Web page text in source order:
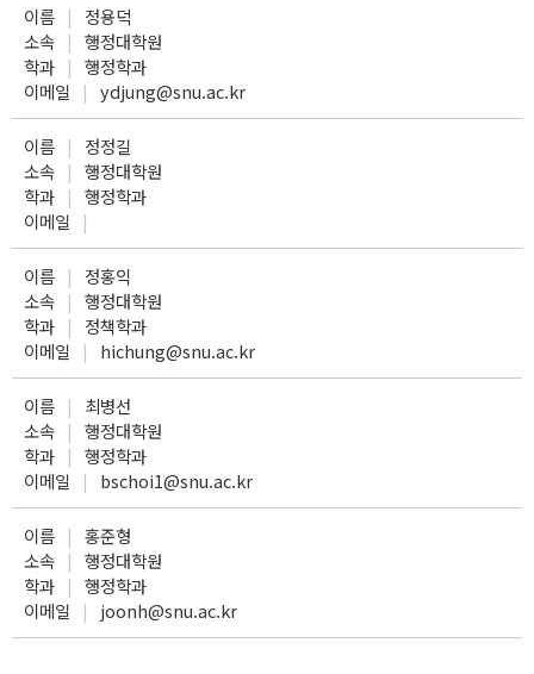
이름
정용덕
소속
행정대학원
학과
행정학과
이메일
ydjung@snu.ac.kr
이름
정정길
소속
행정대학원
학과
행정학과
이메일
이름
정홍익
소속
행정대학원
학과
정책학과
이메일
hichung@snu.ac.kr
이름
최병선
소속
행정대학원
학과
행정학과
이메일
bschoi1@snu.ac.kr
이름
홍준형
소속
행정대학원
학과
행정학과
이메일
joonh@snu.ac.kr